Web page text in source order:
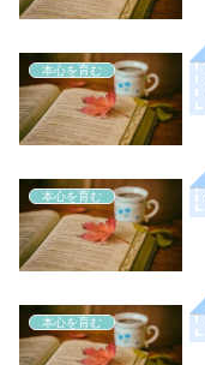
本心を育む
本心を育む
本心を育む